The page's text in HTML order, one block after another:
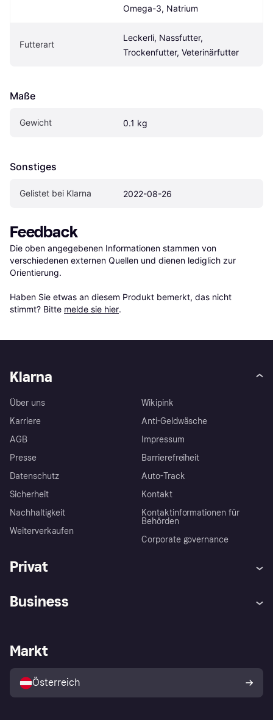
Omega-3, Natrium
Futterart
Leckerli, Nassfutter,
Trockenfutter, Veterinärfutter
Maße
Gewicht 0.1 kg
Sonstiges
Gelistet bei Klarna 2022-08-26
Feedback
Die oben angegebenen Informationen stammen von
verschiedenen externen Quellen und dienen lediglich zur
Orientierung.
Haben Sie etwas an diesem Produkt bemerkt, das nicht
stimmt? Bitte melde sie hier.
Klarna
Über uns
Karriere
AGB
Presse
Datenschutz
Sicherheit
Nachhaltigkeit
Weiterverkaufen
Wikipink
Anti-Geldwäsche
Impressum
Barrierefreiheit
Auto-Track
Kontakt
Kontaktinformationen für
Behörden
Corporate governance
Privat
Shops entdecken
Business
Händlerportal
Markt
Österreich